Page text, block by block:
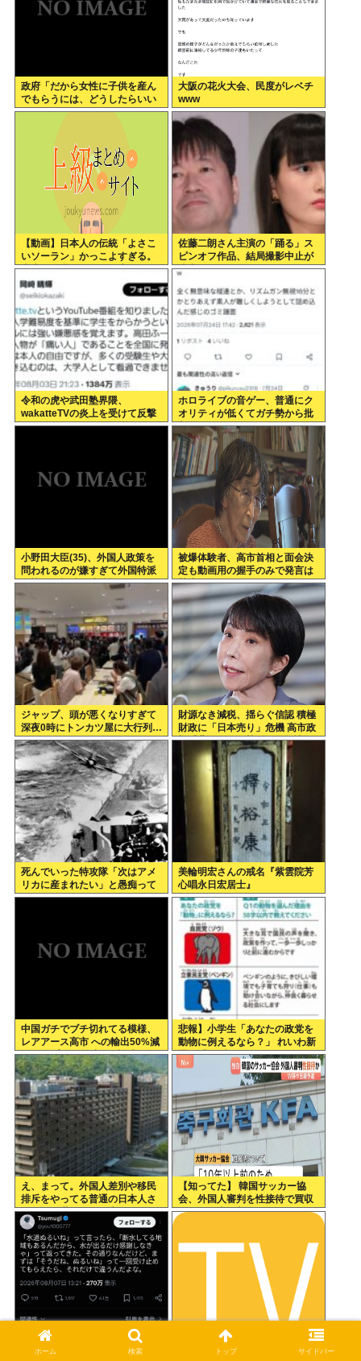
政府「だから女性に子供を産ん
でもらうには、どうしたらいい
のよ;;」
大阪の花火大会、民度がレベチ
www
【動画】日本人の伝統「よさこ
いソーラン」かっこよすぎる。
古来から我々のDNAに刻まれた
踊り
佐藤二朗さん主演の「踊る」ス
ピンオフ作品、結局撮影中止が
決定www
令和の虎や武田塾界隈、
wakatteTVの炎上を受けて反撃
開始
ホロライブの音ゲー、普通にク
オリティが低くてガチ勢から批
判殺到www
小野田大臣(35)、外国人政策を
問われるのが嫌すぎて外国特派
員協会の招待を連続拒否www
被爆体験者、高市首相と面会決
定も動画用の握手のみで発言は
禁止www
ジャップ、頭が悪くなりすぎて
深夜0時にトンカツ屋に大行列…
財源なき減税、揺らぐ信認 積極
財政に「日本売り」危機 高市政
権「悲願」に固執〔深層探訪〕
死んでいった特攻隊「次はアメ
リカに産まれたい」と愚痴って
いた
美輪明宏さんの戒名『紫雲院芳
心唱永日宏居士』
中国ガチでブチ切れてる模様、
レアアース高市 への輸出50%減
トランプ への輸出も3割減
悲報】小学生「あなたの政党を
動物に例えるなら？」 れいわ新
選組「」ブチッッ
え、まって。外国人差別や移民
排斥をやってる普通の日本人さ
んって、世界から日本がヘイト
スピーチ国家だと思われていい
の
【知ってた】 韓国サッカー協
会、外国人審判を性接待で買収
していた事が判明
「水道ぬるいね」って言われて
何て返すかでモラハラかどうか
孤独のグルメのドラマの初期案
には長嶋ー茂をキャスティング
ホーム 検索 トップ サイドバー